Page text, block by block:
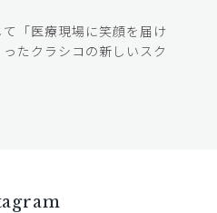
「医療現場に笑顔を届け
たクラシコの新しいスク